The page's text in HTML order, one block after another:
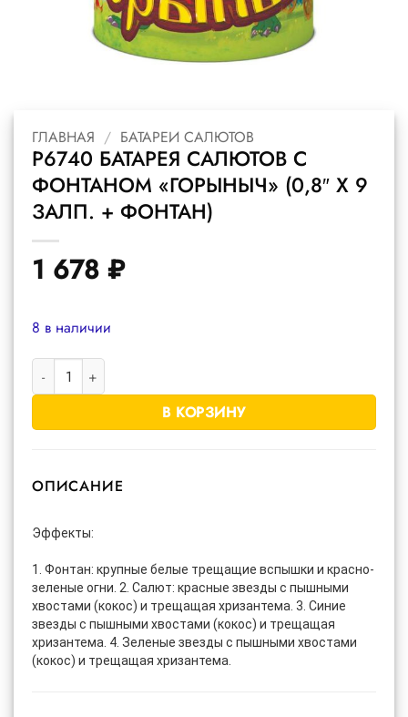
ГЛАВНАЯ / БАТАРЕИ САЛЮТОВ
Р6740 БАТАРЕЯ САЛЮТОВ С
ФОНТАНОМ «ГОРЫНЫЧ» (0,8″ Х 9
ЗАЛП. + ФОНТАН)
1 678 ₽
8 в наличии
Количество товара Р6740 батарея салютов с фонтаном
В КОРЗИНУ
ОПИСАНИЕ
Эффекты:
1. Фонтан: крупные белые трещащие вспышки и красно-
зеленые огни. 2. Салют: красные звезды с пышными
хвостами (кокос) и трещащая хризантема. 3. Синие
звезды с пышными хвостами (кокос) и трещащая
хризантема. 4. Зеленые звезды с пышными хвостами
(кокос) и трещащая хризантема.